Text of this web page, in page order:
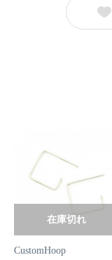
CustomHoop
在庫切れ